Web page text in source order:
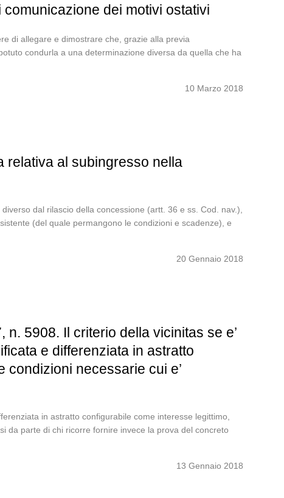
comunicazione dei motivi ostativi
di allegare e dimostrare che, grazie alla previa
condurla a una determinazione diversa da quella che ha
10 Marzo 2018
relativa al subingresso nella
dal rilascio della concessione (artt. 36 e ss. Cod. nav.),
(del quale permangono le condizioni e scadenze), e
20 Gennaio 2018
5908. Il criterio della vicinitas se e’
e differenziata in astratto
necessarie cui e’
in astratto configurabile come interesse legittimo,
da parte di chi ricorre fornire invece la prova del concreto
13 Gennaio 2018